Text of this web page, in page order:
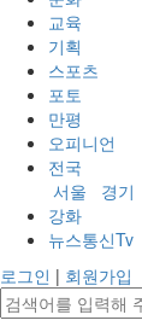
교육
기획
스포츠
포토
만평
오피니언
전국
서울
경기
강화
뉴스통신Tv
로그인 | 회원가입